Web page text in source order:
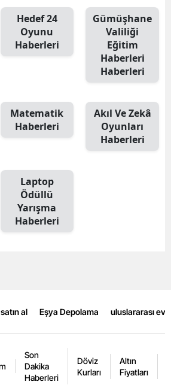
Giresun
Gümüşhane
Hakkari
Isparta
Mersin
İzmir
Kars
Kastamonu
Kütahya
Hedef 24
Oyunu
Haberleri
Gümüşhane
Valiliği
Eğitim
Haberleri
Haberleri
Matematik
Haberleri
Akıl Ve Zekâ
Oyunları
Haberleri
Laptop
Ödüllü
Yarışma
Haberleri
al Eşya Depolama uluslararası
Son
Dakika
Haberleri
Döviz
Kurları
Altın
Fiyatları